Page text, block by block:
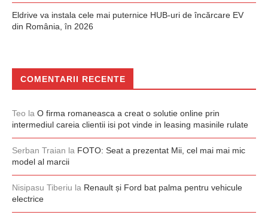
Eldrive va instala cele mai puternice HUB-uri de încărcare EV
din România, în 2026
COMENTARII RECENTE
Teo la O firma romaneasca a creat o solutie online prin
intermediul careia clientii isi pot vinde in leasing masinile rulate
Serban Traian la FOTO: Seat a prezentat Mii, cel mai mai mic
model al marcii
Nisipasu Tiberiu la Renault și Ford bat palma pentru vehicule
electrice